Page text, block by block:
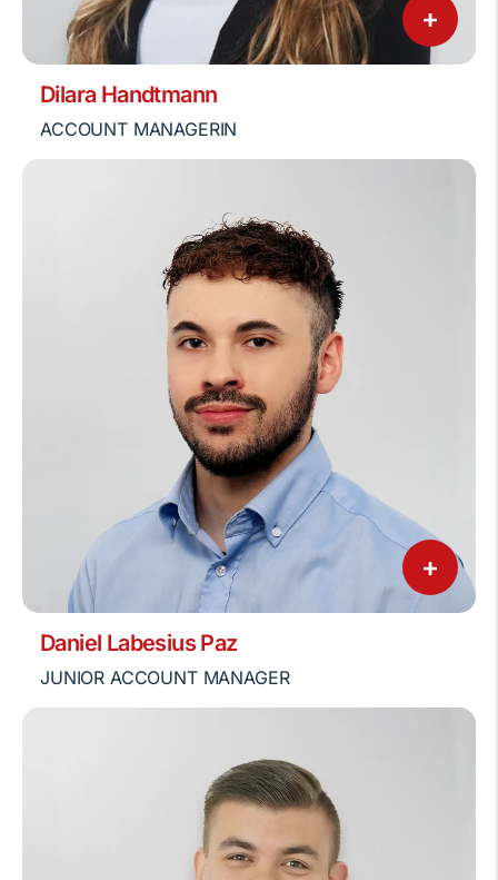
+
Dilara Handtmann
ACCOUNT MANAGERIN
+
Daniel Labesius Paz
JUNIOR ACCOUNT MANAGER